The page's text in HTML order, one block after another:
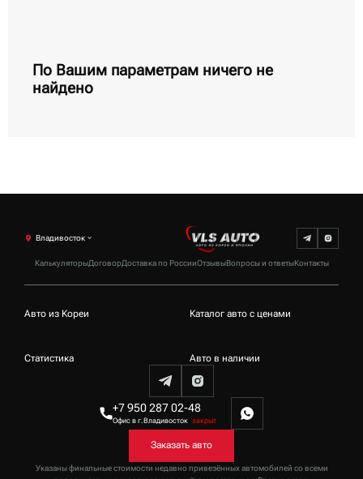
По Вашим параметрам ничего не
найдено
КалькуляторыДоговорДоставка по РоссииОтзывыВопросы и ответыКонтакты
Владивосток
+7 950 287 02-48
Офис в г.Владивосток закрыт
Указаны финальные стоимости недавно привезённых автомобилей со всеми
Заказать авто
Авто из Кореи Каталог авто с ценами
Статистика Авто в наличии